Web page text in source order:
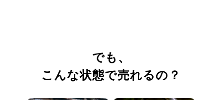
でも、
こんな状態で売れるの？